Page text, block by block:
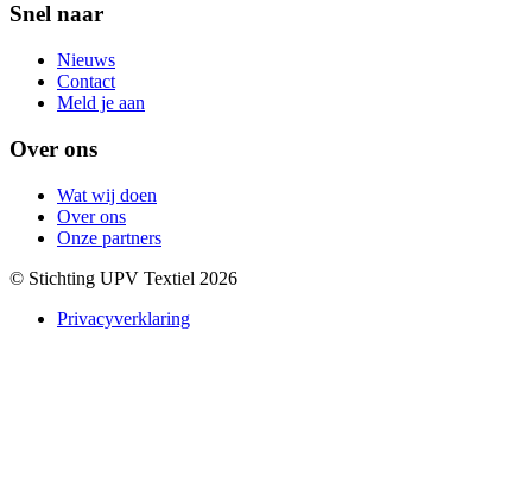
Snel naar
Nieuws
Contact
Meld je aan
Over ons
Wat wij doen
Over ons
Onze partners
© Stichting UPV Textiel 2026
Privacyverklaring